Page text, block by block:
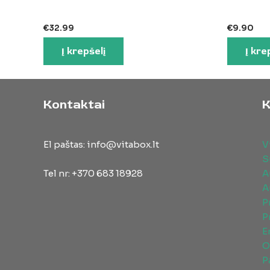
€32.99
Į krepšelį
€9.90
Į
Kontaktai
El paštas: info@vitabox.lt
Tel nr: +370 683 18928